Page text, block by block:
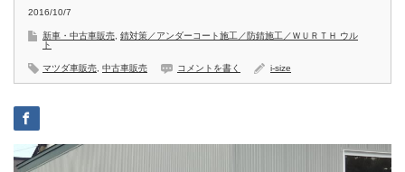
2016/10/7
新車・中古車販売 錆対策／アンダーコート施工／防錆施工／ＷＵＲＴＨ ウル
ト
マツダ車販売 中古車販売 コメントを書く i-size